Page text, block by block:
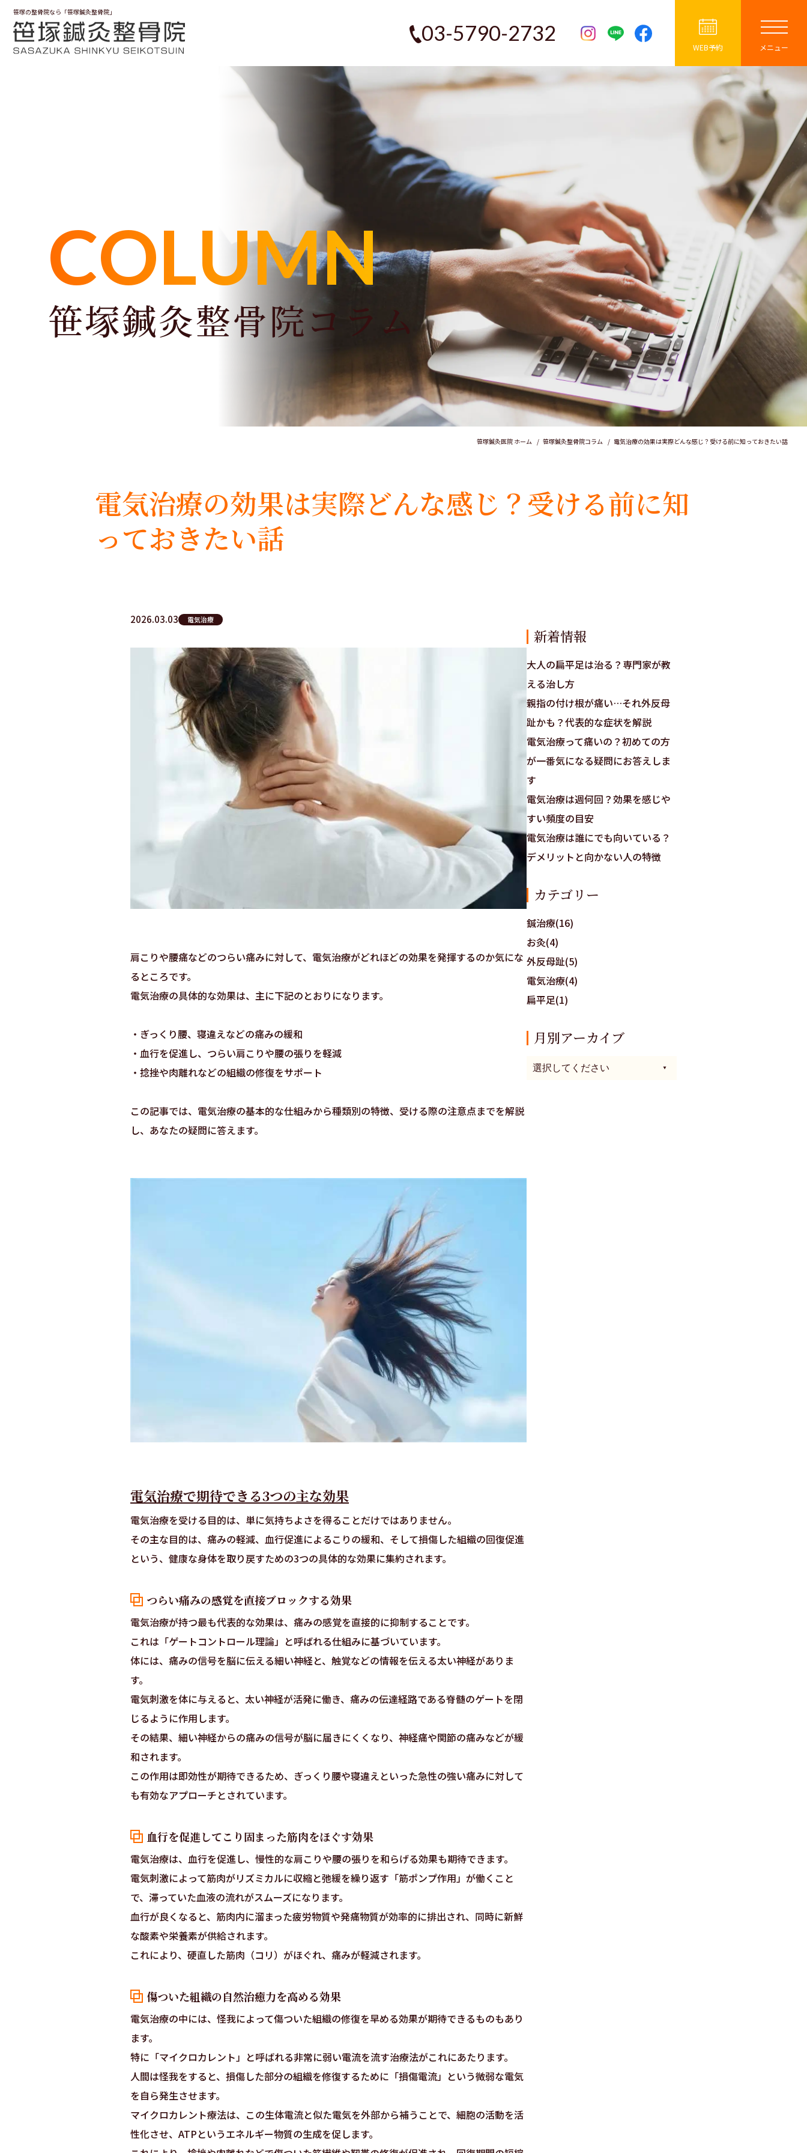
笹塚の整骨院なら「笹塚鍼灸整骨院」
03-5790-2732
WEB予約 メニュー
COLUMN
笹塚鍼灸整骨院コラム
笹塚鍼灸医院 ホーム 笹塚鍼灸整骨院コラム 電気治療の効果は実際どんな感じ？受ける前に知っておきたい話
電気治療の効果は実際どんな感じ？受ける前に知
っておきたい話
2026.03.03 電気治療
肩こりや腰痛などのつらい痛みに対して、電気治療がどれほどの効果を発揮するのか気にな
るところです。
電気治療の具体的な効果は、主に下記のとおりになります。
・ぎっくり腰、寝違えなどの痛みの緩和
・血行を促進し、つらい肩こりや腰の張りを軽減
・捻挫や肉離れなどの組織の修復をサポート
この記事では、電気治療の基本的な仕組みから種類別の特徴、受ける際の注意点までを解説
し、あなたの疑問に答えます。
電気治療で期待できる3つの主な効果
電気治療を受ける目的は、単に気持ちよさを得ることだけではありません。
その主な目的は、痛みの軽減、血行促進によるこりの緩和、そして損傷した組織の回復促進
という、健康な身体を取り戻すための3つの具体的な効果に集約されます。
つらい痛みの感覚を直接ブロックする効果
電気治療が持つ最も代表的な効果は、痛みの感覚を直接的に抑制することです。
これは「ゲートコントロール理論」と呼ばれる仕組みに基づいています。
体には、痛みの信号を脳に伝える細い神経と、触覚などの情報を伝える太い神経がありま
す。
電気刺激を体に与えると、太い神経が活発に働き、痛みの伝達経路である脊髄のゲートを閉
じるように作用します。
その結果、細い神経からの痛みの信号が脳に届きにくくなり、神経痛や関節の痛みなどが緩
和されます。
この作用は即効性が期待できるため、ぎっくり腰や寝違えといった急性の強い痛みに対して
も有効なアプローチとされています。
血行を促進してこり固まった筋肉をほぐす効果
電気治療は、血行を促進し、慢性的な肩こりや腰の張りを和らげる効果も期待できます。
電気刺激によって筋肉がリズミカルに収縮と弛緩を繰り返す「筋ポンプ作用」が働くこと
で、滞っていた血液の流れがスムーズになります。
血行が良くなると、筋肉内に溜まった疲労物質や発痛物質が効率的に排出され、同時に新鮮
な酸素や栄養素が供給されます。
これにより、硬直した筋肉（コリ）がほぐれ、痛みが軽減されます。
傷ついた組織の自然治癒力を高める効果
電気治療の中には、怪我によって傷ついた組織の修復を早める効果が期待できるものもあり
ます。
特に「マイクロカレント」と呼ばれる非常に弱い電流を流す治療法がこれにあたります。
人間は怪我をすると、損傷した部分の組織を修復するために「損傷電流」という微弱な電気
を自ら発生させます。
マイクロカレント療法は、この生体電流と似た電気を外部から補うことで、細胞の活動を活
性化させ、ATPというエネルギー物質の生成を促します。
新着情報
大人の扁平足は治る？専門家が教
える治し方
親指の付け根が痛い…それ外反母
趾かも？代表的な症状を解説
電気治療って痛いの？初めての方
が一番気になる疑問にお答えしま
す
電気治療は週何回？効果を感じや
すい頻度の目安
電気治療は誰にでも向いている？
デメリットと向かない人の特徴
カテゴリー
鍼治療(16)
お灸(4)
外反母趾(5)
電気治療(4)
扁平足(1)
月別アーカイブ